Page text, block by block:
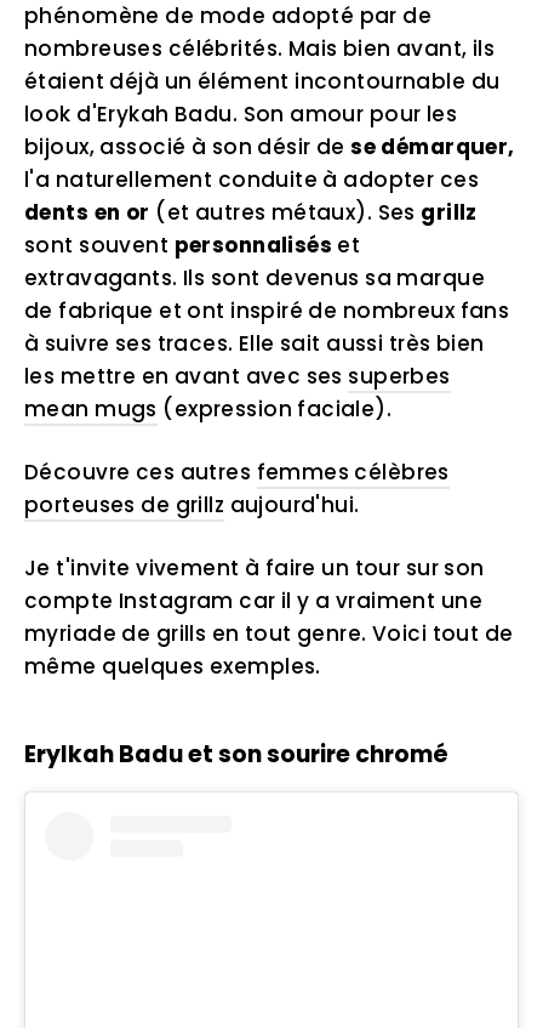
phénomène de mode adopté par de
nombreuses célébrités. Mais bien avant, ils
étaient déjà un élément incontournable du
look d'Erykah Badu. Son amour pour les
bijoux, associé à son désir dese démarquer,
l'a naturellement conduite à adopter ces
dents en or (et autres métaux). Ses grillz
sont souvent personnalisés et
extravagants. Ils sont devenus sa marque
de fabrique et ont inspiré de nombreux fans
à suivre ses traces. Elle sait aussi très bien
les mettre en avant avec ses superbes
mean mugs (expression faciale).
Découvre ces autres femmes célèbres
porteuses de grillz aujourd'hui.
Je t'invite vivement à faire un tour sur son
compte Instagram car il y a vraiment une
myriade de grills en tout genre. Voici tout de
même quelques exemples.
Erylkah Badu et son sourire chromé